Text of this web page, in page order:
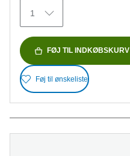
74
anmeldelser
1
FØJ TIL INDKØBSKURV
Føj til ønskeliste